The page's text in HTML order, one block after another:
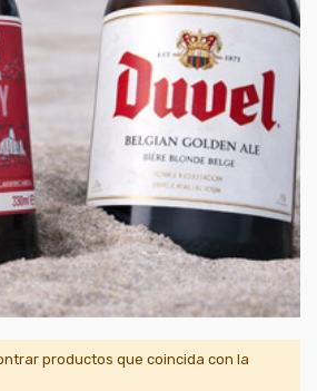
productos que coincida con la